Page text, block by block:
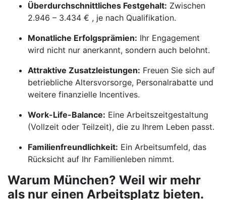
Überdurchschnittliches Festgehalt: Zwischen
2.946 – 3.434 € , je nach Qualifikation.
Monatliche Erfolgsprämien: Ihr Engagement
wird nicht nur anerkannt, sondern auch belohnt.
Attraktive Zusatzleistungen: Freuen Sie sich auf
betriebliche Altersvorsorge, Personalrabatte und
weitere finanzielle Incentives.
Work-Life-Balance: Eine Arbeitszeitgestaltung
(Vollzeit oder Teilzeit), die zu Ihrem Leben passt.
Familienfreundlichkeit: Ein Arbeitsumfeld, das
Rücksicht auf Ihr Familienleben nimmt.
Warum München? Weil wir mehr
als nur einen Arbeitsplatz bieten.